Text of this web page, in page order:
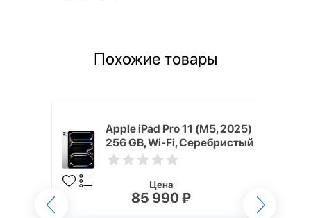
Похожие товары
Apple iPad Pro 11 (M5, 2025)
256 GB, Wi-Fi, Серебристый
(Silver)
Цена
85 990 ₽